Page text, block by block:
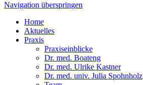
Navigation überspringen
Home
Aktuelles
Praxis
Praxiseinblicke
Dr. med. Boateng
Dr. med. Ulrike Kastner
Dr. med. univ. Julia Spohnholz